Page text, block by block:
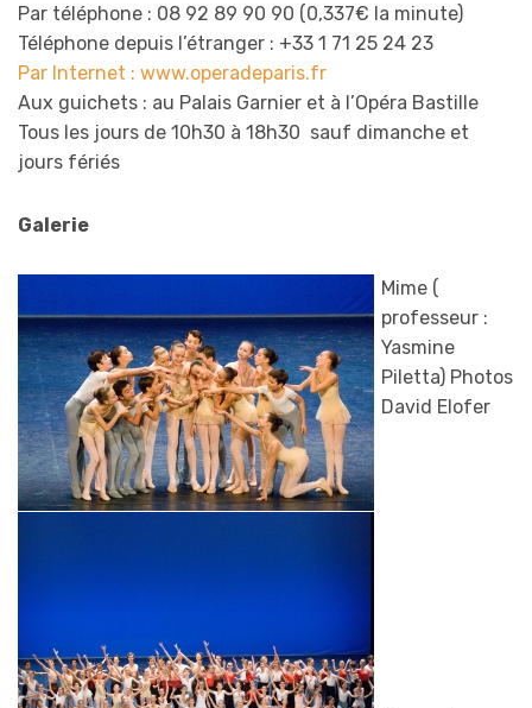
Par téléphone : 08 92 89 90 90 (0,337€ la minute)
Téléphone depuis l’étranger : +33 1 71 25 24 23
Par Internet : www.operadeparis.fr
Aux guichets : au Palais Garnier et à l’Opéra Bastille
Tous les jours de 10h30 à 18h30 sauf dimanche et
jours fériés
Galerie
Mime (
professeur :
Yasmine
Piletta) Photos
David Elofer